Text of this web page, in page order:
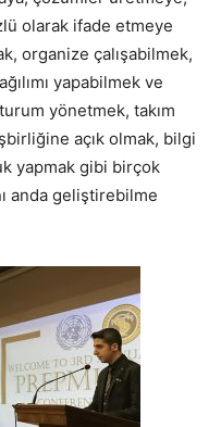
olarak ifade etmeye
organize çalışabilmek,
yapabilmek ve
yönetmek, takım
açık olmak, bilgi
yapmak gibi birçok
anda geliştirebilme